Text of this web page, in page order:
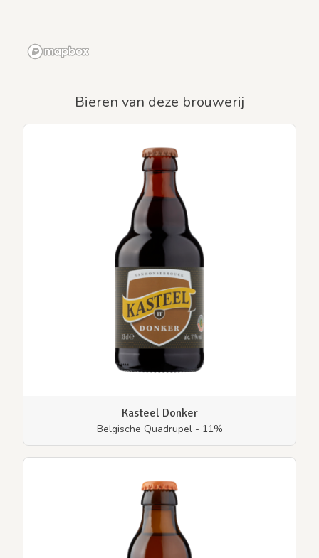
Bieren van deze brouwerij
Kasteel Donker
Belgische Quadrupel - 11%